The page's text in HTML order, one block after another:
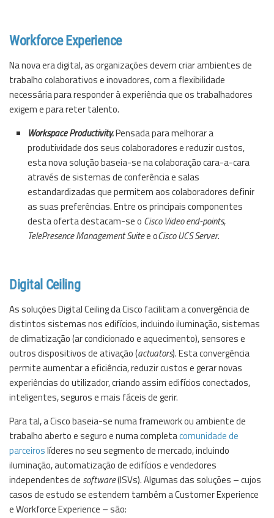
Workforce Experience
Na nova era digital, as organizações devem criar ambientes de
trabalho colaborativos e inovadores, com a flexibilidade
necessária para responder à experiência que os trabalhadores
exigem e para reter talento.
Workspace Productivity.Pensada para melhorar a
produtividade dos seus colaboradores e reduzir custos,
esta nova solução baseia-se na colaboração cara-a-cara
através de sistemas de conferência e salas
estandardizadas que permitem aos colaboradores definir
as suas preferências. Entre os principais componentes
desta oferta destacam-se o CiscoVideo end-points,
TelePresence Management Suitee oCiscoUCS Server.
Digital Ceiling
As soluções Digital Ceiling daCisco facilitam a convergência de
distintos sistemas nos edifícios, incluindo iluminação, sistemas
de climatização (ar condicionado e aquecimento), sensores e
outros dispositivos de ativação (actuators). Esta convergência
permite aumentar a eficiência, reduzir custos e gerar novas
experiências do utilizador, criando assim edifícios conectados,
inteligentes, seguros e mais fáceis de gerir.
Para tal, aCiscobaseia-se numa framework ou ambiente de
trabalho aberto e seguro e numa completacomunidade de
parceiroslíderes no seu segmento de mercado, incluindo
iluminação, automatização de edifícios e vendedores
independentes de software(ISVs). Algumas das soluções – cujos
casos de estudo se estendem também a Customer Experience
e Workforce Experience – são: